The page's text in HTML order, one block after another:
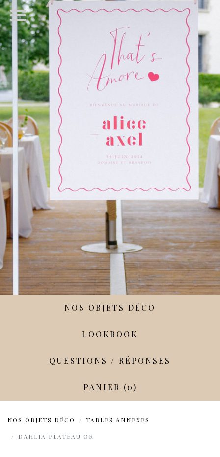
NOS OBJETS DÉCO
LOOKBOOK
QUESTIONS / RÉPONSES
PANIER (0)
NOS OBJETS DÉCO TABLES ANNEXES
DAHLIA PLATEAU OR